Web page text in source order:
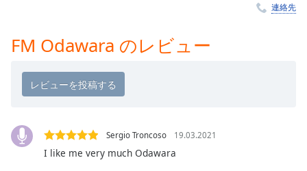
Chapters
Descriptions
off
,
selected
連絡先
FM Odawara のレビュー
Sergio Troncoso 19.03.2021
I like me very much Odawara